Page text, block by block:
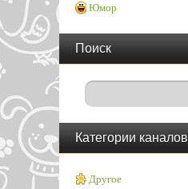
Юмор
Поиск
Категории каналов
Другое